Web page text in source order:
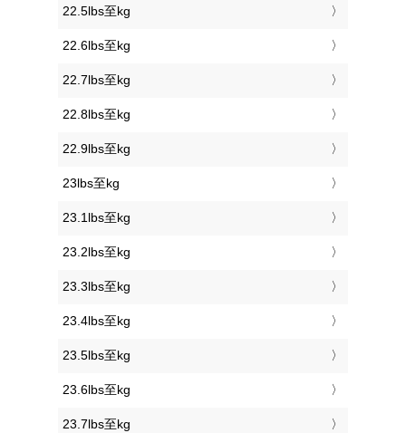
22.5lbs至kg
22.6lbs至kg
22.7lbs至kg
22.8lbs至kg
22.9lbs至kg
23lbs至kg
23.1lbs至kg
23.2lbs至kg
23.3lbs至kg
23.4lbs至kg
23.5lbs至kg
23.6lbs至kg
23.7lbs至kg